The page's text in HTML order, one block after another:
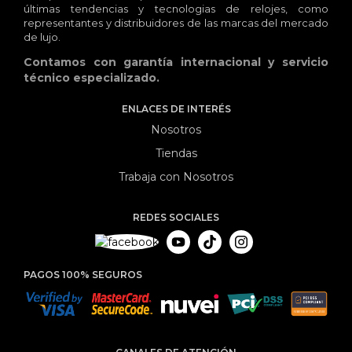
últimas tendencias y tecnologias de relojes, como
representantes y distribuidores de las marcas del mercado
de lujo.
Contamos con garantía internacional y servicio
técnico especializado.
ENLACES DE INTERÉS
Nosotros
Tiendas
Trabaja con Nosotros
REDES SOCIALES
PAGOS 100% SEGUROS